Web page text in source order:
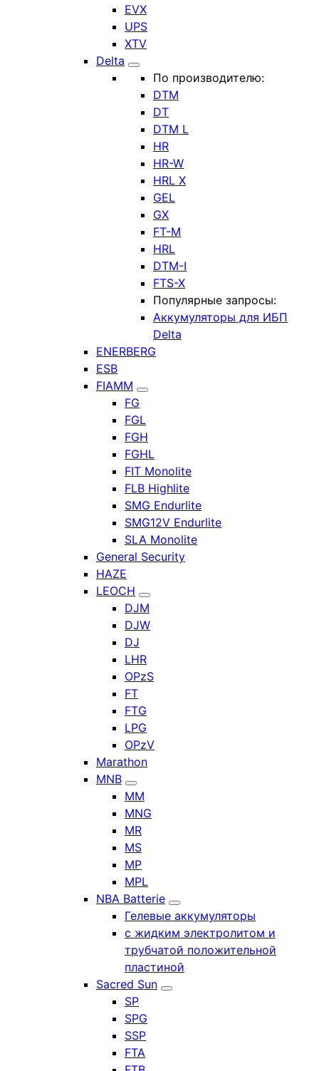
EVX
UPS
XTV
Delta
По производителю:
DTM
DT
DTM L
HR
HR-W
HRL X
GEL
GX
FT-M
HRL
DTM-I
FTS-X
Популярные запросы:
Аккумуляторы для ИБП
Delta
ENERBERG
ESB
FIAMM
FG
FGL
FGH
FGHL
FIT Monolite
FLB Highlite
SMG Endurlite
SMG12V Endurlite
SLA Monolite
General Security
HAZE
LEOCH
DJM
DJW
DJ
LHR
OPzS
FT
FTG
LPG
OPzV
Marathon
MNB
MM
MNG
MR
MS
MP
MPL
NBA Batterie
Гелевые аккумуляторы
с жидким электролитом и
трубчатой положительной
пластиной
Sacred Sun
SP
SPG
SSP
FTA